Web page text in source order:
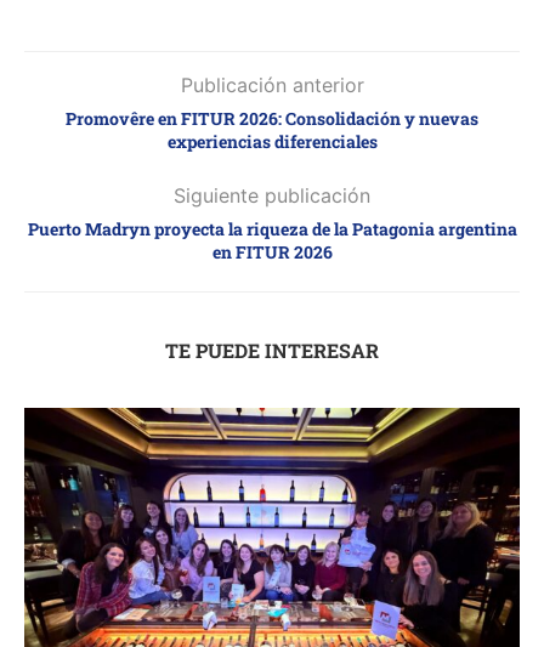
Publicación anterior
Promovêre en FITUR 2026: Consolidación y nuevas
experiencias diferenciales
Siguiente publicación
Puerto Madryn proyecta la riqueza de la Patagonia argentina
en FITUR 2026
TE PUEDE INTERESAR